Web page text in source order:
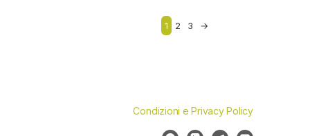
1 2 3 →
Condizioni e Privacy Policy